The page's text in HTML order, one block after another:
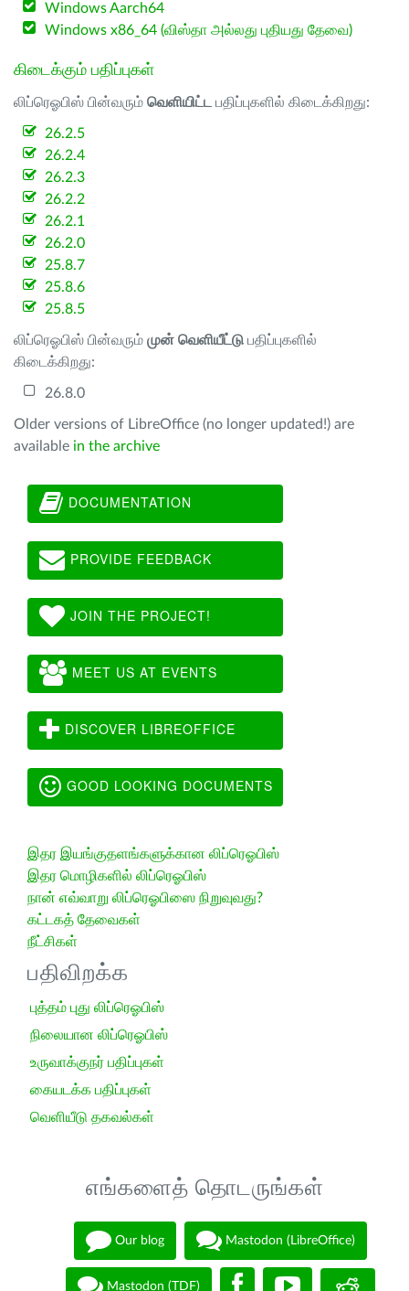
Windows Aarch64
Windows x86_64 (விஸ்தா அல்லது புதியது தேவை)
கிடைக்கும் பதிப்புகள்
லிப்ரெஓபிஸ் பின்வரும் வெளியிட்ட பதிப்புகளில் கிடைக்கிறது:
26.2.5
26.2.4
26.2.3
26.2.2
26.2.1
26.2.0
25.8.7
25.8.6
25.8.5
லிப்ரெஓபிஸ் பின்வரும் முன் வெளியீட்டு பதிப்புகளில்
கிடைக்கிறது:
26.8.0
Older versions of LibreOffice (no longer updated!) are
available in the archive
DOCUMENTATION
PROVIDE FEEDBACK
JOIN THE PROJECT!
MEET US AT EVENTS
DISCOVER LIBREOFFICE
GOOD LOOKING DOCUMENTS
இதர இயங்குதளங்களுக்கான லிப்ரெஓபிஸ்
இதர மொழிகளில் லிப்ரெஓபிஸ்
நான் எவ்வாறு லிப்ரெஓபிஸை நிறுவுவது?
கட்டகத் தேவைகள்
நீட்சிகள்
பதிவிறக்க
புத்தம் புது லிப்ரெஓபிஸ்
நிலையான லிப்ரெஓபிஸ்
உருவாக்குநர் பதிப்புகள்
கையடக்க பதிப்புகள்
வெளியீடு தகவல்கள்
எங்களைத் தொடருங்கள்
Our blog Mastodon (LibreOffice)
Mastodon (TDF)